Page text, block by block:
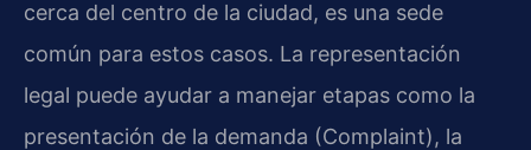
cerca del centro de la ciudad, es una sede
común para estos casos. La representación
legal puede ayudar a manejar etapas como la
presentación de la demanda (Complaint), la